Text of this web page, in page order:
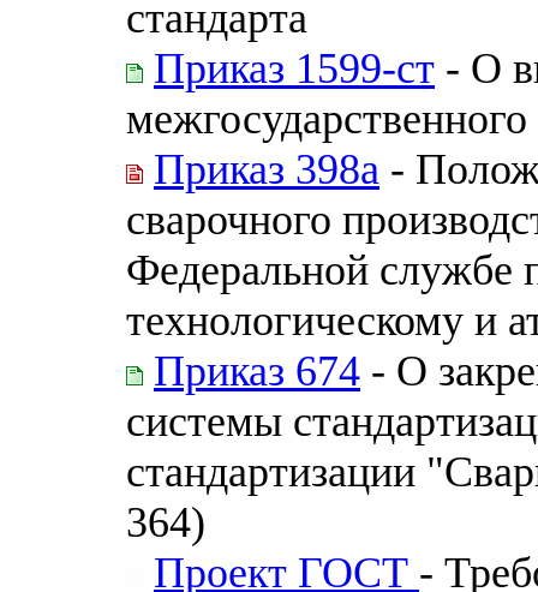
стандарта
Приказ 1599-ст - О
межгосударственного
Приказ 398а -
сварочного
Федеральной службе
технологическому и
Приказ 674 - О
системы
стандартизации
364)
Проект ГОСТ -